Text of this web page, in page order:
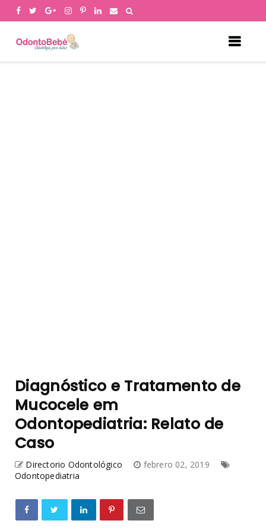
Diagnóstico e Tratamento de
Mucocele em
Odontopediatria: Relato de
Caso
Directorio Odontológico
febrero 02, 2019
Odontopediatria